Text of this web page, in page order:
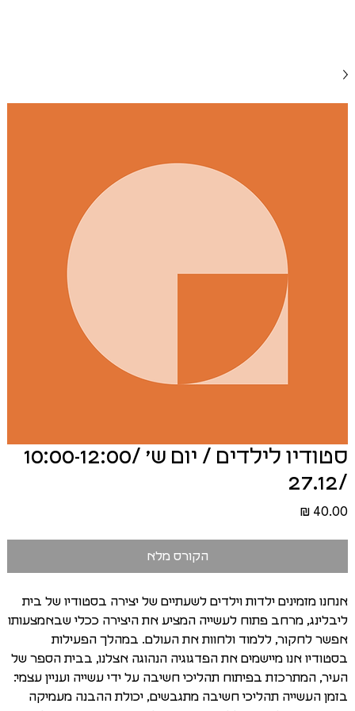
סטודיו לילדים / יום ש׳ /10:00-12:00
/27.12
מחיר
הקורס מלא
אנחנו מזמינים ילדות וילדים לשעתיים של יצירה בסטודיו של בית
ליבלינג, מרחב פתוח לעשייה המציע את היצירה ככלי שבאמצעותו
אפשר לחקור, ללמוד ולחוות את העולם. במהלך הפעילות
בסטודיו אנו מיישמים את הפדגוגיה הנהוגה אצלנו, בבית הספר של
העיר, המתרכזת בפיתוח תהליכי חשיבה על ידי עשייה ועניין עצמי:
בזמן העשייה תהליכי חשיבה מתגבשים, יכולת ההבנה מעמיקה